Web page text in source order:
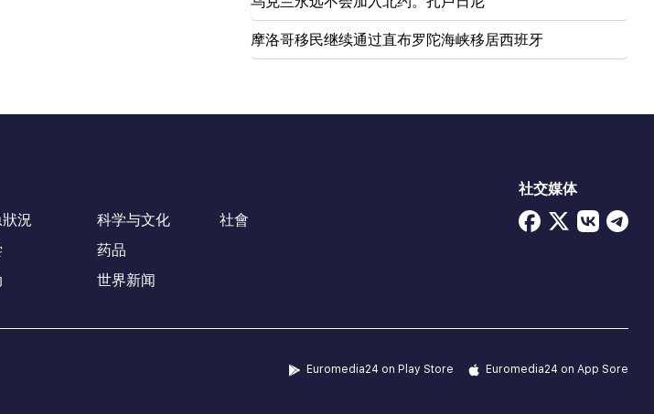
摩洛哥移民继续通过直布罗陀海峡移居西班牙
況
科学与文化
药品
世界新闻
社會
社交媒体
Euromedia24 on Play Store Euromedia24 on App Sore